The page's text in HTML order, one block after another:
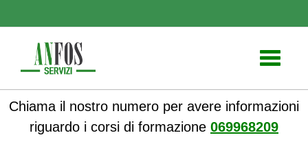
Toggle
Chiama il nostro numero per avere informazioni
riguardo i corsi di formazione 069968209